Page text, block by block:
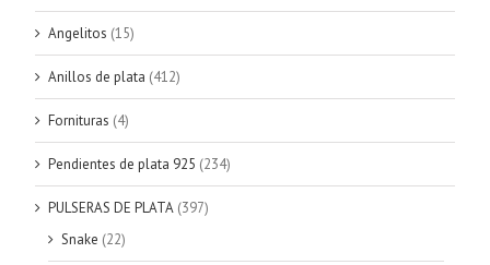
Angelitos (15)
Anillos de plata (412)
Fornituras (4)
Pendientes de plata 925 (234)
PULSERAS DE PLATA (397)
Snake (22)